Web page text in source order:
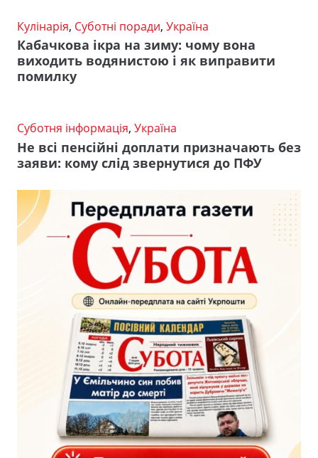
Кулінарія, Суботні поради, Україна
Кабачкова ікра на зиму: чому вона
виходить водянистою і як виправити
помилку
Суботня інформація, Україна
Не всі пенсійні доплати призначають без
заяви: кому слід звернутися до ПФУ